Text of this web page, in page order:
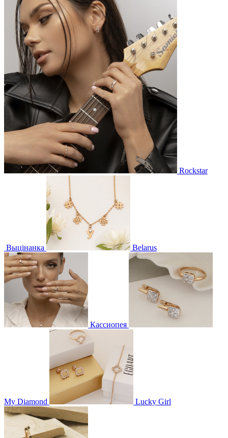
Rockstar
Выцінанка Belarus
Кассиопея
My Diamond Lucky Girl